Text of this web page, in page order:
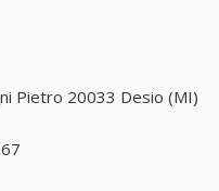
Pietro 20033 Desio (MI)